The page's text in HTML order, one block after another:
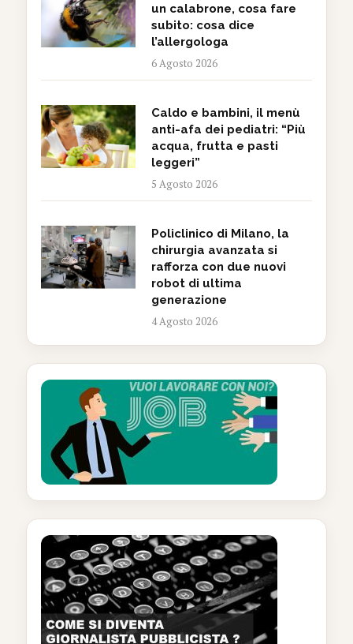
un calabrone, cosa fare
subito: cosa dice
l’allergologa
6 Agosto 2026
Caldo e bambini, il menù
anti-afa dei pediatri: “Più
acqua, frutta e pasti
leggeri”
5 Agosto 2026
Policlinico di Milano, la
chirurgia avanzata si
rafforza con due nuovi
robot di ultima
generazione
4 Agosto 2026